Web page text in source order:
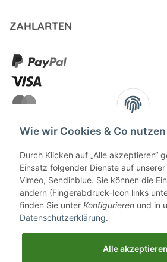
ZAHLARTEN
VERSANDARTEN
Wie wir Cookies & Co nutzen
Durch Klicken auf „Alle akzeptieren“
Einsatz folgender Dienste auf unserer
Vimeo, Sendinblue. Sie können die
ändern (Fingerabdruck-Icon links
finden Sie unter Konfigurieren und in
Datenschutzerklärung.
Alle akzeptieren